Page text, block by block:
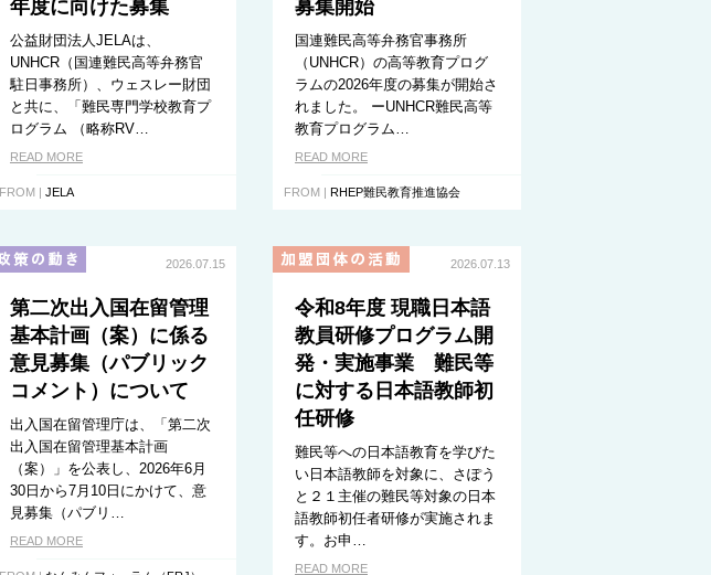
年度に向けた募集
公益財団法人JELAは、
UNHCR（国連難民高等弁務官
駐日事務所）、ウェスレー財団
と共に、「難民専門学校教育プ
ログラム （略称RV…
READ MORE
FROM | JELA
募集開始
国連難民高等弁務官事務所
（UNHCR）の高等教育プログ
ラムの2026年度の募集が開始さ
れました。 ーUNHCR難民高等
教育プログラム…
READ MORE
FROM | RHEP難民教育推進協会
2026.07.15
第二次出入国在留管理
基本計画（案）に係る
意見募集（パブリック
コメント）について
出入国在留管理庁は、「第二次
出入国在留管理基本計画
（案）」を公表し、2026年6月
30日から7月10日にかけて、意
見募集（パブリ…
READ MORE
2026.07.13
令和8年度 現職日本語
教員研修プログラム開
発・実施事業 難民等
に対する日本語教師初
任研修
難民等への日本語教育を学びた
い日本語教師を対象に、さぽう
と２１主催の難民等対象の日本
語教師初任者研修が実施されま
す。お申…
READ MORE